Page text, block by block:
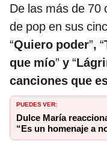
De las más de 70
de pop en sus
“Quiero poder”, “
que mío” y “
canciones que
PUEDES VER:
Dulce María
“Es un homenaje a